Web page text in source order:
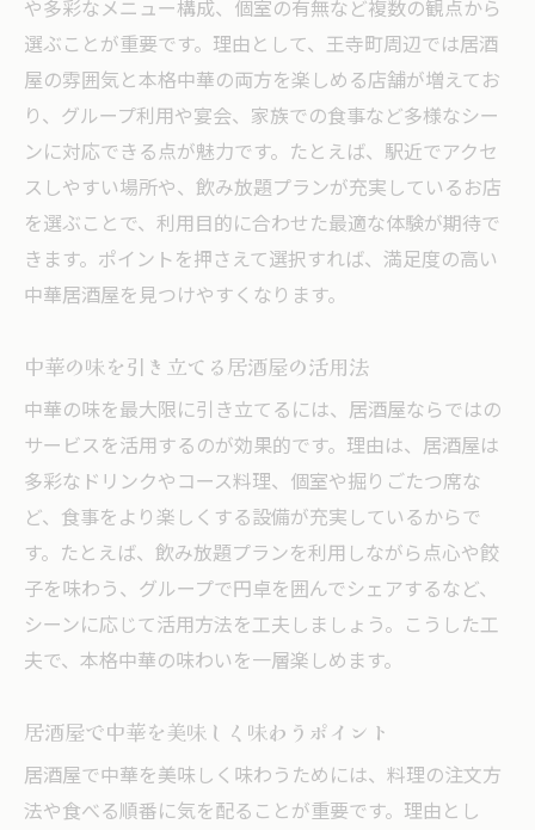
や多彩なメニュー構成、個室の有無など複数の観点から
選ぶことが重要です。理由として、王寺町周辺では居酒
屋の雰囲気と本格中華の両方を楽しめる店舗が増えてお
り、グループ利用や宴会、家族での食事など多様なシー
ンに対応できる点が魅力です。たとえば、駅近でアクセ
スしやすい場所や、飲み放題プランが充実しているお店
を選ぶことで、利用目的に合わせた最適な体験が期待で
きます。ポイントを押さえて選択すれば、満足度の高い
中華居酒屋を見つけやすくなります。
中華の味を引き立てる居酒屋の活用法
中華の味を最大限に引き立てるには、居酒屋ならではの
サービスを活用するのが効果的です。理由は、居酒屋は
多彩なドリンクやコース料理、個室や掘りごたつ席な
ど、食事をより楽しくする設備が充実しているからで
す。たとえば、飲み放題プランを利用しながら点心や餃
子を味わう、グループで円卓を囲んでシェアするなど、
シーンに応じて活用方法を工夫しましょう。こうした工
夫で、本格中華の味わいを一層楽しめます。
居酒屋で中華を美味しく味わうポイント
居酒屋で中華を美味しく味わうためには、料理の注文方
法や食べる順番に気を配ることが重要です。理由とし